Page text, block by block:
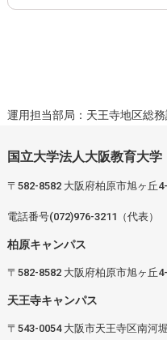
運用担当部局：天王寺地区総
国立大学法人大阪教育大学
〒582-8582 大阪府柏原市旭ヶ丘
電話番号(072)976-3211（代表）
柏原キャンパス
〒582-8582 大阪府柏原市旭ヶ丘
天王寺キャンパス
〒543-0054 大阪市天王寺区南河